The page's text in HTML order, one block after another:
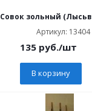
Совок зольный
Артикул: 13404
135 руб./шт
В корзину